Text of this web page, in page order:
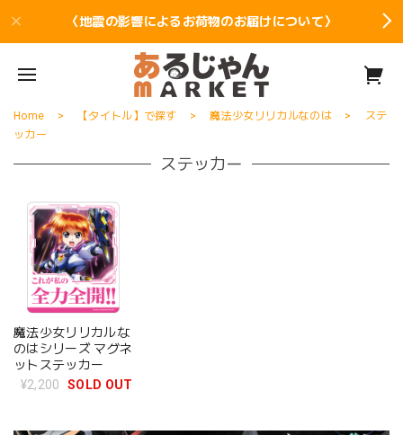
〈地震の影響によるお荷物のお届けについて〉
Home 【タイトル】で探す 魔法少女リリカルなのは
ステ
ッカー
ステッカー
魔法少女リリカルな
のはシリーズ マグネ
ットステッカー
¥2,200
SOLD OUT